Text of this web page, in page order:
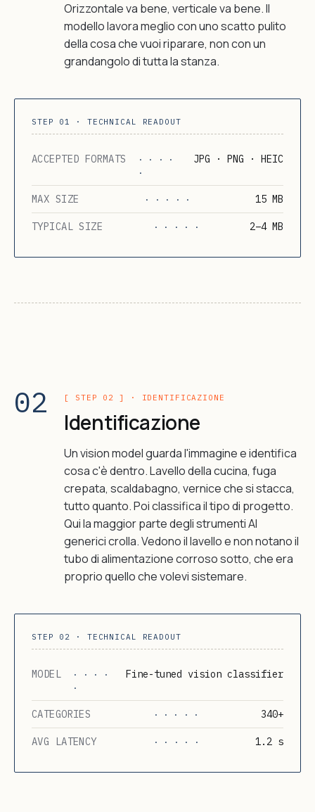
Orizzontale va bene, verticale va bene. Il
modello lavora meglio con uno scatto pulito
della cosa che vuoi riparare, non con un
grandangolo di tutta la stanza.
STEP 01 · TECHNICAL READOUT
ACCEPTED FORMATS
· · · ·
·
JPG · PNG · HEIC
MAX SIZE · · · · · 15 MB
TYPICAL SIZE · · · · · 2–4 MB
02 [ STEP 02 ] · IDENTIFICAZIONE
Identificazione
Un vision model guarda l'immagine e identifica
cosa c'è dentro. Lavello della cucina, fuga
crepata, scaldabagno, vernice che si stacca,
tutto quanto. Poi classifica il tipo di progetto.
Qui la maggior parte degli strumenti AI
generici crolla. Vedono il lavello e non notano il
tubo di alimentazione corroso sotto, che era
proprio quello che volevi sistemare.
STEP 02 · TECHNICAL READOUT
MODEL
· · · ·
·
Fine-tuned vision classifier
CATEGORIES · · · · · 340+
AVG LATENCY · · · · · 1.2 s